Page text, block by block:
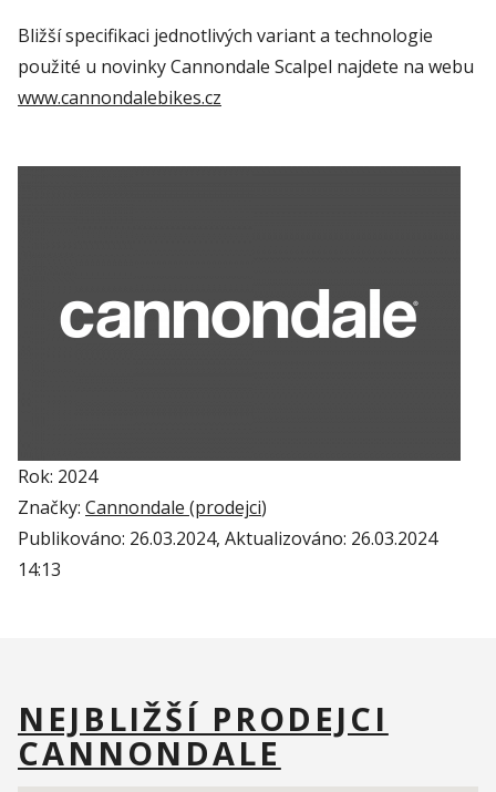
Bližší specifikaci jednotlivých variant a technologie
použité u novinkyCannondale Scalpel najdete na webu
www.cannondalebikes.cz
Rok: 2024
Značky: Cannondale (prodejci)
Publikováno: 26.03.2024, Aktualizováno: 26.03.2024
14:13
NEJBLIŽŠÍ PRODEJCI
CANNONDALE